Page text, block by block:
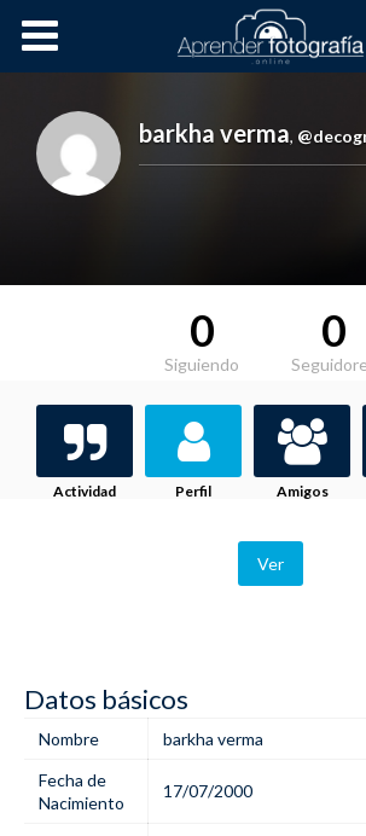
Cursos OnLine
barkha verma,
0
Siguiendo
0
Actividad Perfil Amigos
Ver
Datos básicos
Nombre
barkha verma
Fecha de
Nacimiento
17/07/2000